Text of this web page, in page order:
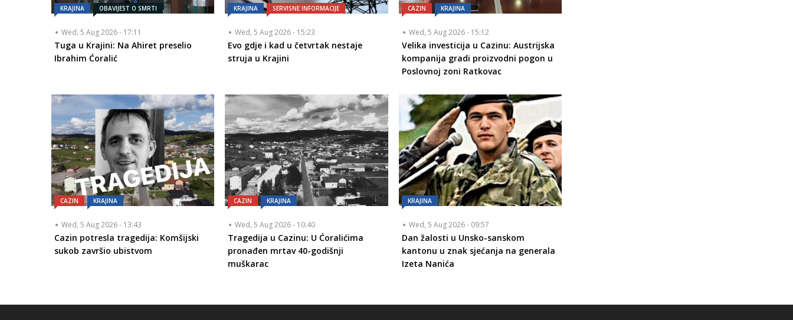
KRAJINA OBAVIJEST O SMRTI
Wed, 5 Aug 2026 - 17:11
Tuga u Krajini: Na Ahiret preselio
Ibrahim Ćoralić
KRAJINA SERVISNE INFORMACIJE
Wed, 5 Aug 2026 - 15:23
Evo gdje i kad u četvrtak nestaje
struja u Krajini
CAZIN KRAJINA
Wed, 5 Aug 2026 - 15:12
Velika investicija u Cazinu: Austrijska
kompanija gradi proizvodni pogon u
Poslovnoj zoni Ratkovac
CAZIN KRAJINA
Wed, 5 Aug 2026 - 13:43
Cazin potresla tragedija: Komšijski
sukob završio ubistvom
CAZIN KRAJINA
Wed, 5 Aug 2026 - 10:40
Tragedija u Cazinu: U Ćoralićima
pronađen mrtav 40-godišnji
muškarac
KRAJINA
Wed, 5 Aug 2026 - 09:57
Dan žalosti u Unsko-sanskom
kantonu u znak sjećanja na generala
Izeta Nanića